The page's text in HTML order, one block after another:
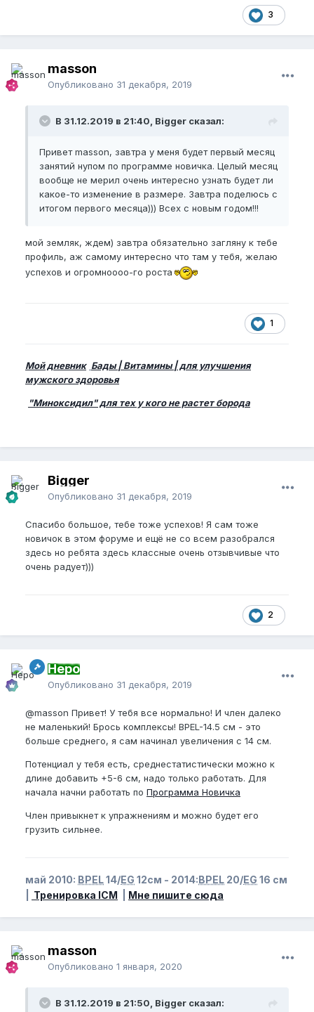
3
masson
Опубликовано 31 декабря, 2019
В 31.12.2019 в 21:40, Bigger сказал:
Привет masson, завтра у меня будет первый месяц
занятий нупом по программе новичка. Целый месяц
вообще не мерил очень интересно узнать будет ли
какое-то изменение в размере. Завтра поделюсь с
итогом первого месяца))) Всех с новым годом!!!
мой земляк, ждем) завтра обязательно загляну к тебе
профиль, аж самому интересно что там у тебя, желаю
успехов и огромноооо-го роста
1
Мой дневник Бады | Витамины | для улучшения
мужского здоровья
"Миноксидил" для тех у кого не растет борода
Bigger
Опубликовано 31 декабря, 2019
Спасибо большое, тебе тоже успехов! Я сам тоже
новичок в этом форуме и ещё не со всем разобрался
здесь но ребята здесь классные очень отзывчивые что
очень радует)))
2
Неро
Опубликовано 31 декабря, 2019
@masson Привет! У тебя все нормально! И член далеко
не маленький! Брось комплексы! BPEL-14.5 см - это
больше среднего, я сам начинал увеличения с 14 см.
Потенциал у тебя есть, среднестатистически можно к
длине добавить +5-6 см, надо только работать. Для
начала начни работать по Программа Новичка
Член привыкнет к упражнениям и можно будет его
грузить сильнее.
май 2010: BPEL14/EG 12см - 2014:BPEL 20/EG 16 см
Тренировка ICM Мне пишите сюда
masson
Опубликовано 1 января, 2020
В 31.12.2019 в 21:50, Bigger сказал: